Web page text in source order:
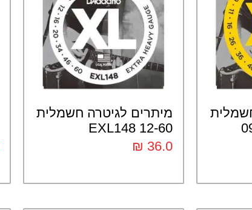
46
מיתרים לגיטרה חשמלית
12-60 EXL148
₪ 36.0